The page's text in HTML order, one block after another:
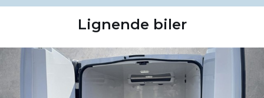
Lignende biler